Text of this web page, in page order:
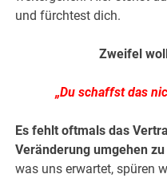
und fürchtest dich.
Zweifel
„Du schaffst das
Es fehlt oftmals das
Veränderung umgehen
was uns erwartet, spüren